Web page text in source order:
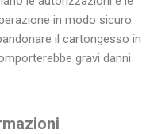
in modo sicuro
il cartongesso in
gravi danni